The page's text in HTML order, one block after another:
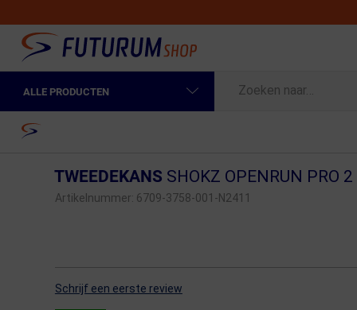
ALLE PRODUCTEN
Fietskleding Heren
Fietsonderdelen
Sportvoeding en Verzorging
Home
TWEEDEKANS SHOKZ OPENRUN PRO
Artikelnummer: 6709-3758-001-N2411
Schrijf een eerste review